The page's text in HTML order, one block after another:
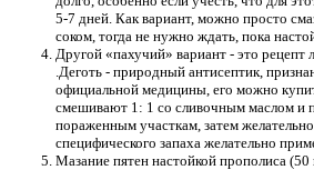
5-7 дней. Как вариант, можно просто
соком, тогда не нужно ждать, пока
Другой «пахучий» вариант - это рецепт
.Деготь - природный антисептик,
официальной медицины, его можно
смешивают 1: 1 со сливочным маслом и
пораженным участкам, затем
специфического запаха желательно
Мазание пятен настойкой прополиса (50